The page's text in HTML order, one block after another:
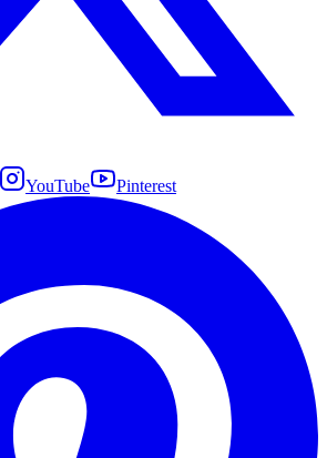
YouTube Pinterest